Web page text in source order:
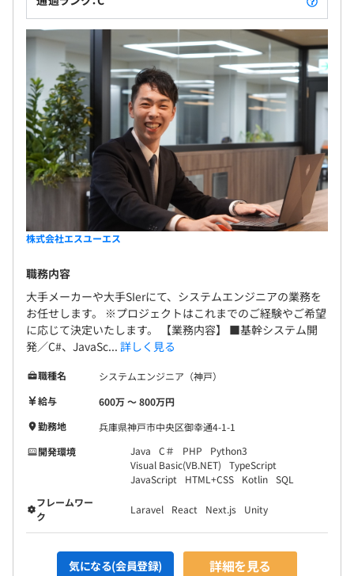
株式会社エスユーエス
職務内容
大手メーカーや大手SIerにて、システムエンジニアの業務を
お任せします。 ※プロジェクトはこれまでのご経験やご希望
に応じて決定いたします。 【業務内容】 ■基幹システム開
発／C#、JavaSc... 詳しく見る
職種名
システムエンジニア（神戸）
給与
600万 〜 800万円
勤務地
兵庫県神戸市中央区御幸通4-1-1
開発環境
Java C＃ PHP
Python3
Visual Basic(VB.NET)
TypeScript
JavaScript
HTML+CSS Kotlin SQL
フレームワー
ク
Laravel React Next.js Unity
気になる(会員登録) 詳細を見る